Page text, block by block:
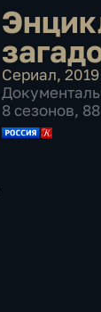
Сериал,
8 сезонов,